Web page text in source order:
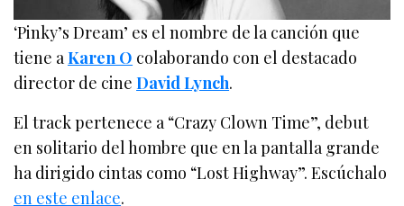
‘Pinky’s Dream’ es el nombre de la canción que
tiene aKaren O colaborando con el destacado
director de cineDavid Lynch.
El track pertenece a “Crazy Clown Time”, debut
en solitario del hombre que en la pantalla grande
ha dirigido cintas como “Lost Highway”. Escúchalo
en este enlace.